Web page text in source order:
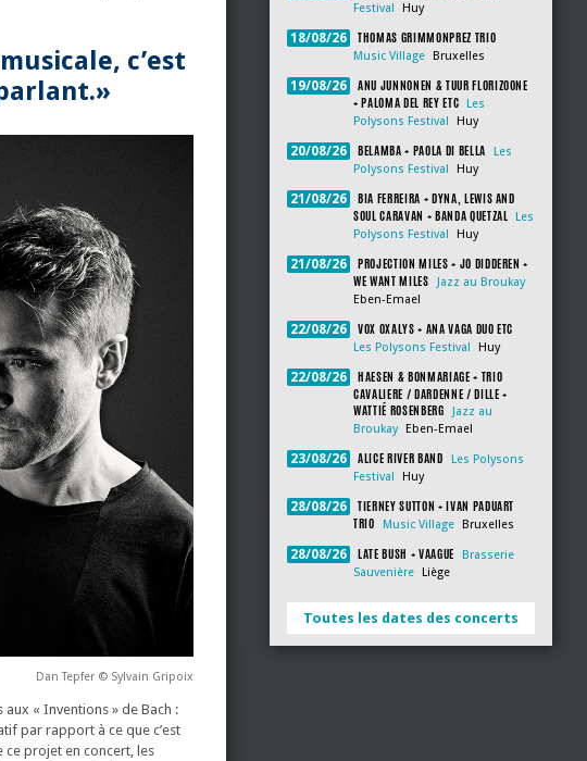
c’est
Dan Tepfer © Sylvain Gripoix
« Inventions » de Bach :
par rapport à ce que c’est
ce projet en concert, les
Festival
Huy
18/08/26 THOMAS GRIMMONPREZ TRIO
Music Village Bruxelles
19/08/26
ANU JUNNONEN & TUUR FLORIZOONE
+ PALOMA DEL REY ETC
Les
Polysons Festival
Huy
20/08/26 BELAMBA + PAOLA DI BELLA
Les
Polysons Festival
Huy
21/08/26
BIA FERREIRA + DYNA, LEWIS AND
SOUL CARAVAN + BANDA QUETZAL
Les
Polysons Festival
Huy
21/08/26
PROJECTION MILES + JO DIDDEREN +
WE WANT MILES
Jazz au Broukay
Eben-Emael
22/08/26 VOX OXALYS + ANA VAGA DUO ETC
Les Polysons Festival Huy
22/08/26
HAESEN & BONMARIAGE + TRIO
CAVALIERE / DARDENNE / DILLE +
WATTIÉ ROSENBERG
Jazz au
Broukay
Eben-Emael
23/08/26 ALICE RIVER BAND
Les Polysons
Festival
Huy
28/08/26
TIERNEY SUTTON + IVAN PADUART
TRIO
Music Village Bruxelles
28/08/26 LATE BUSH + VAAGUE
Brasserie
Sauvenière
Liège
Toutes les dates des concerts